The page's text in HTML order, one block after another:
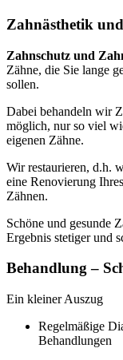
Zahnästhetik
Zahnschutz und
Zähne, die Sie lange
sollen.
Dabei behandeln wir
möglich, nur so viel
eigenen Zähne.
Wir restaurieren, d.h.
eine Renovierung
Zähnen.
Schöne und gesunde
Ergebnis stetiger und
Behandlung –
Ein kleiner Auszug
Regelmäßige
Behandlungen